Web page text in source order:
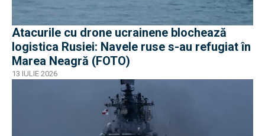
Atacurile cu drone ucrainene blochează
logistica Rusiei: Navele ruse s-au refugiat în
Marea Neagră (FOTO)
13 IULIE 2026